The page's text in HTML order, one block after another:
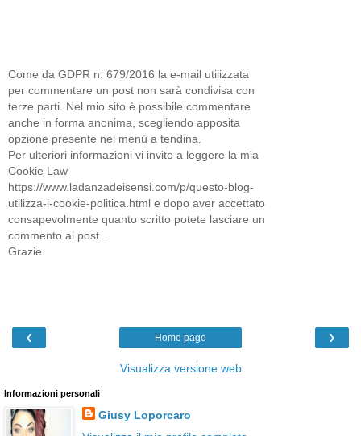
Come da GDPR n. 679/2016 la e-mail utilizzata
per commentare un post non sarà condivisa con
terze parti. Nel mio sito è possibile commentare
anche in forma anonima, scegliendo apposita
opzione presente nel menù a tendina.
Per ulteriori informazioni vi invito a leggere la mia
Cookie Law
https://www.ladanzadeisensi.com/p/questo-blog-
utilizza-i-cookie-politica.html e dopo aver accettato
consapevolmente quanto scritto potete lasciare un
commento al post .
Grazie.
‹ ›
Home page
Visualizza versione web
Informazioni personali
Giusy Loporcaro